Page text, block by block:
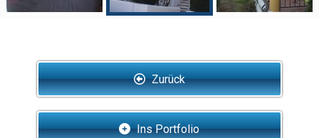
Zurück
Ins Portfolio